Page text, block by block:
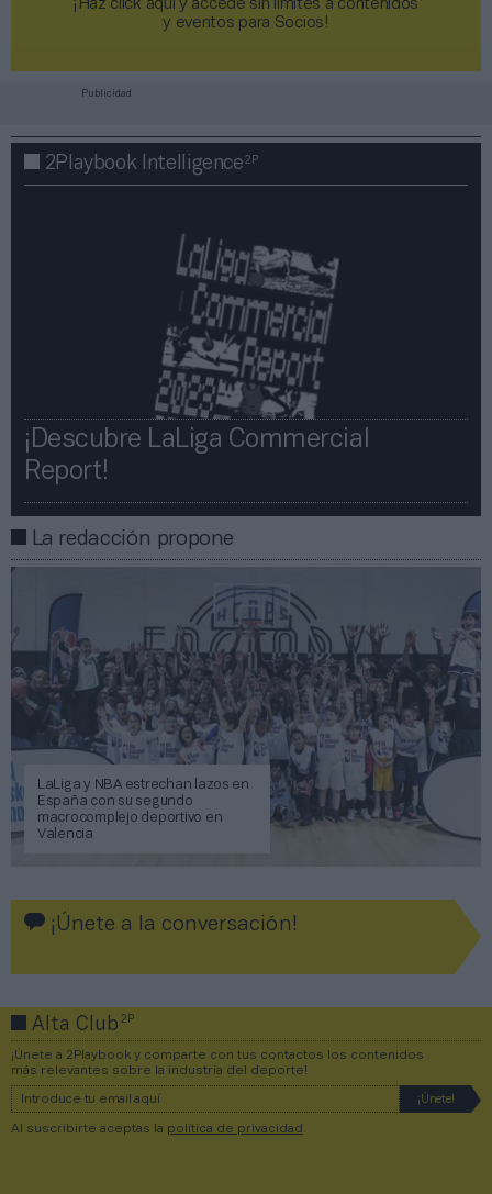
¡Haz click aquí y accede sin límites a contenidos
y eventos para Socios!​​​​​​​
Publicidad
2Playbook Intelligence2P
¡Descubre LaLiga Commercial
Report!​​
La redacción propone
LaLiga y NBA estrechan lazos en
España con su segundo
macrocomplejo deportivo en
Valencia
¡Únete a la conversación!
Alta Club2P
¡Únete a 2Playbook y comparte con tus contactos los contenidos
más relevantes sobre la industria del deporte!
Al suscribirte aceptas la política de privacidad